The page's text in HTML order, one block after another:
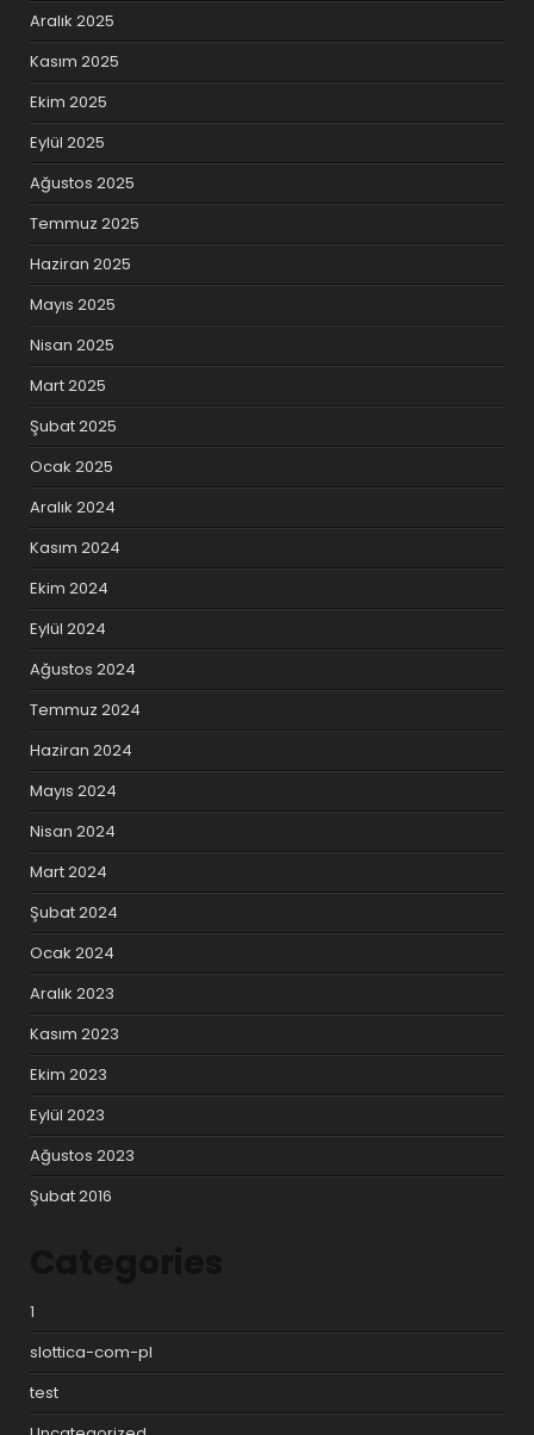
Aralık 2025
Kasım 2025
Ekim 2025
Eylül 2025
Ağustos 2025
Temmuz 2025
Haziran 2025
Mayıs 2025
Nisan 2025
Mart 2025
Şubat 2025
Ocak 2025
Aralık 2024
Kasım 2024
Ekim 2024
Eylül 2024
Ağustos 2024
Temmuz 2024
Haziran 2024
Mayıs 2024
Nisan 2024
Mart 2024
Şubat 2024
Ocak 2024
Aralık 2023
Kasım 2023
Ekim 2023
Eylül 2023
Ağustos 2023
Şubat 2016
1
slottica-com-pl
test